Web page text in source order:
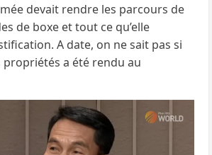
devait rendre les parcours de
de boxe et tout ce qu’elle
A date, on ne sait pas si
propriétés a été rendu au